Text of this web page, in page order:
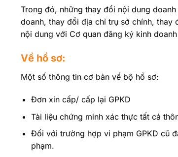
Trong đó, những thay đổi nội dung
doanh, thay đổi địa chỉ trụ sở chính,
nội dung với Cơ quan đăng ký kinh
Về hồ sơ:
Một số thông tin cơ bản về bộ hồ sơ:
Đơn xin cấp/ cấp lại GPKD
Tài liệu chứng minh xác thực tất cả
Đối với trường hợp vi phạm GPKD cũ
phạm.